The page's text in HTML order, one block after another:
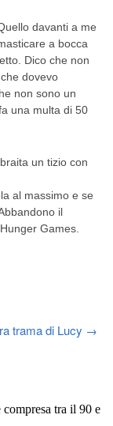
davanti a me
a bocca
Dico che non
dovevo
non sono un
una multa di 50
un tizio con
al massimo e se
il
Games.
trama di Lucy →